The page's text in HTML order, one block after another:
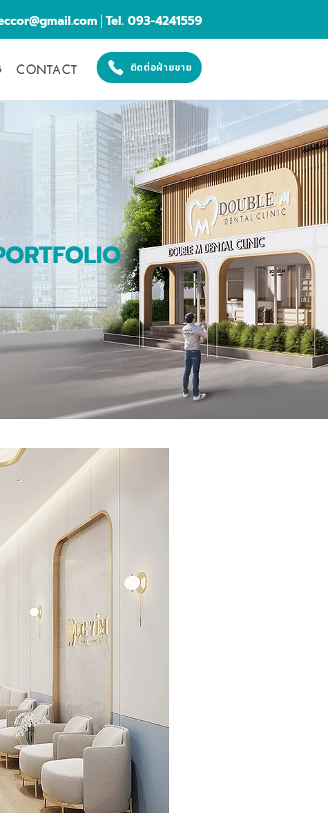
│Tel. 093-4241559
CONTACT ติดต่อฝ่ายขาย